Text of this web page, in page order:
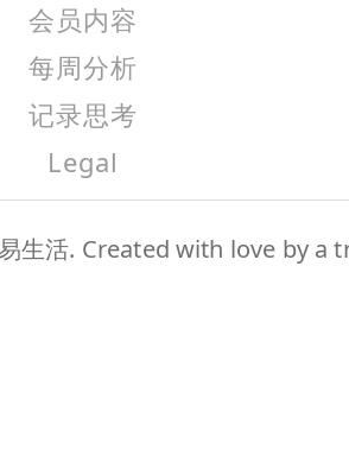
会员内容
每周分析
记录思考
Legal
生活. Created with love by a